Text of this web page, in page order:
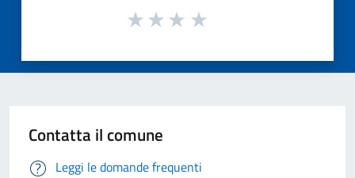
Contatta il comune
Leggi le domande frequenti